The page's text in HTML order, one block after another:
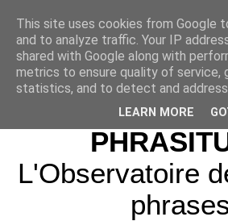
L'Observatoire
This site uses cookies from Google
and to analyze traffic. Your IP
shared with Google along with
metrics to ensure quality of service,
statistics, and to detect and address
LEARN MORE